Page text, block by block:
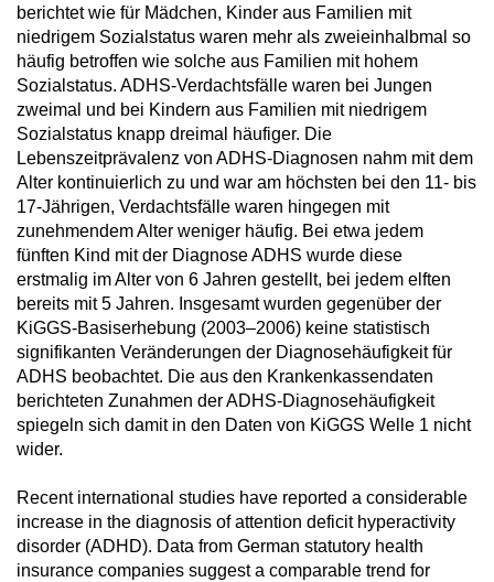
berichtet wie für Mädchen, Kinder aus Familien mit
niedrigem Sozialsta­tus waren mehr als zweieinhalbmal so
häufig betroffen wie solche aus Familien mit hohem
Sozialstatus. ADHS-Verdachtsfälle waren bei Jungen
zweimal und bei Kindern aus Famili­en mit niedrigem
Sozialstatus knapp dreimal häufiger. Die
Lebenszeitprävalenz von ADHS-Diagnosen nahm mit dem
Alter kontinuierlich zu und war am höchsten bei den 11- bis
17-Jährigen, Verdachtsfälle waren hingegen mit
zunehmendem Alter weniger häufig. Bei etwa jedem
fünften Kind mit der Diagnose ADHS wurde diese
erstmalig im Alter von 6 Jahren gestellt, bei jedem elften
bereits mit 5 Jahren. Insgesamt wurden gegenüber der
KiGGS-Basiserhebung (2003–2006) keine statistisch
signifikanten Veränderungen der Di­agnosehäufigkeit für
ADHS beobachtet. Die aus den Krankenkassendaten
berichteten Zunahmen der ADHS-Diagnosehäufigkeit
spiegeln sich damit in den Daten von KiGGS Welle 1 nicht
wider.
Recent international studies have reported a considerable
increase in the diagnosis of attention deficit hyperactivity
disorder (ADHD). Data from German statutory health
insurance companies suggest a comparable trend for